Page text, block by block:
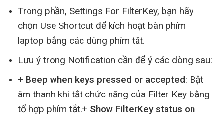
Trong phần, Settings For FilterKey, bạn hãy
chọn Use Shortcut để kích hoạt bàn phím
laptop bằng các dùng phím tắt.
Lưu ý trong Notification cần để ý các dòng sau:
+ Beep when keys pressed or accepted: Bật
âm thanh khi tắt chức năng của Filter Key bằng
tổ hợp phím tắt.+ Show FilterKey status on